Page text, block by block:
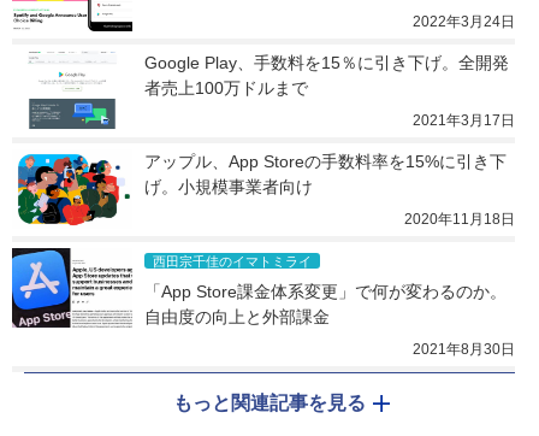
2022年3月24日
Google Play、手数料を15％に引き下げ。全開発
者売上100万ドルまで
2021年3月17日
アップル、App Storeの手数料率を15%に引き下
げ。小規模事業者向け
2020年11月18日
西田宗千佳のイマトミライ
「App Store課金体系変更」で何が変わるのか。
自由度の向上と外部課金
2021年8月30日
もっと関連記事を見る